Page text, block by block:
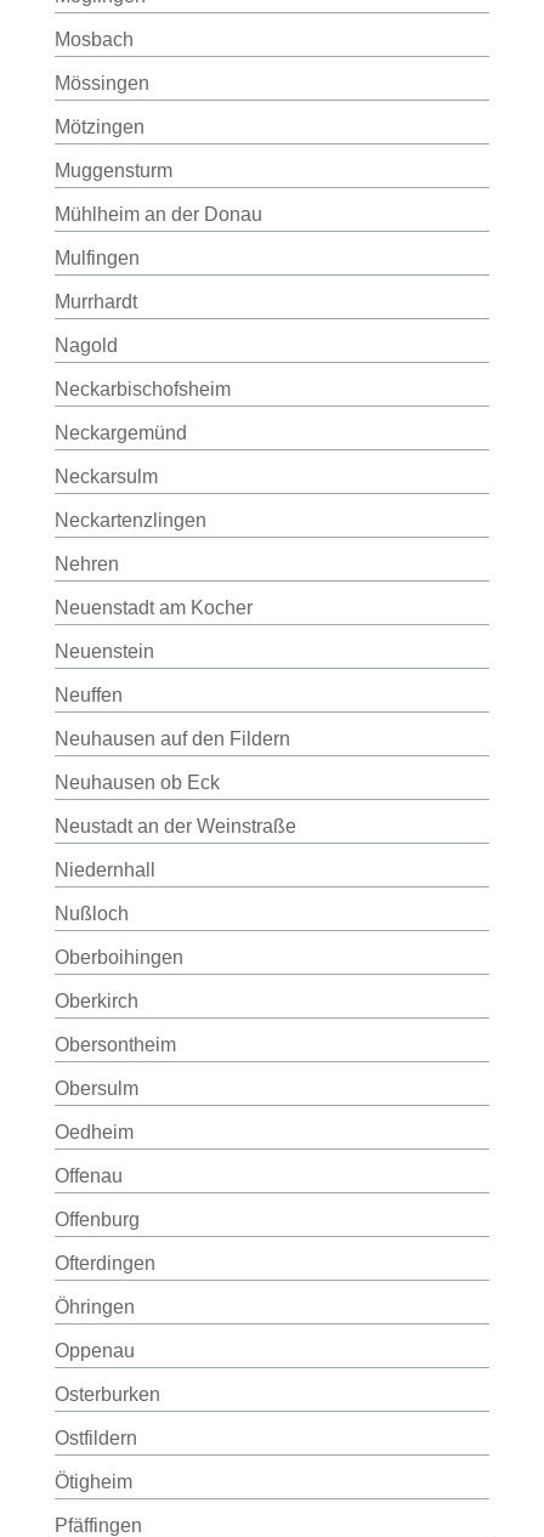
Mosbach
Mössingen
Mötzingen
Muggensturm
Mühlheim an der Donau
Mulfingen
Murrhardt
Nagold
Neckarbischofsheim
Neckargemünd
Neckarsulm
Neckartenzlingen
Nehren
Neuenstadt am Kocher
Neuenstein
Neuffen
Neuhausen auf den Fildern
Neuhausen ob Eck
Neustadt an der Weinstraße
Niedernhall
Nußloch
Oberboihingen
Oberkirch
Obersontheim
Obersulm
Oedheim
Offenau
Offenburg
Ofterdingen
Öhringen
Oppenau
Osterburken
Ostfildern
Ötigheim
Pfäffingen